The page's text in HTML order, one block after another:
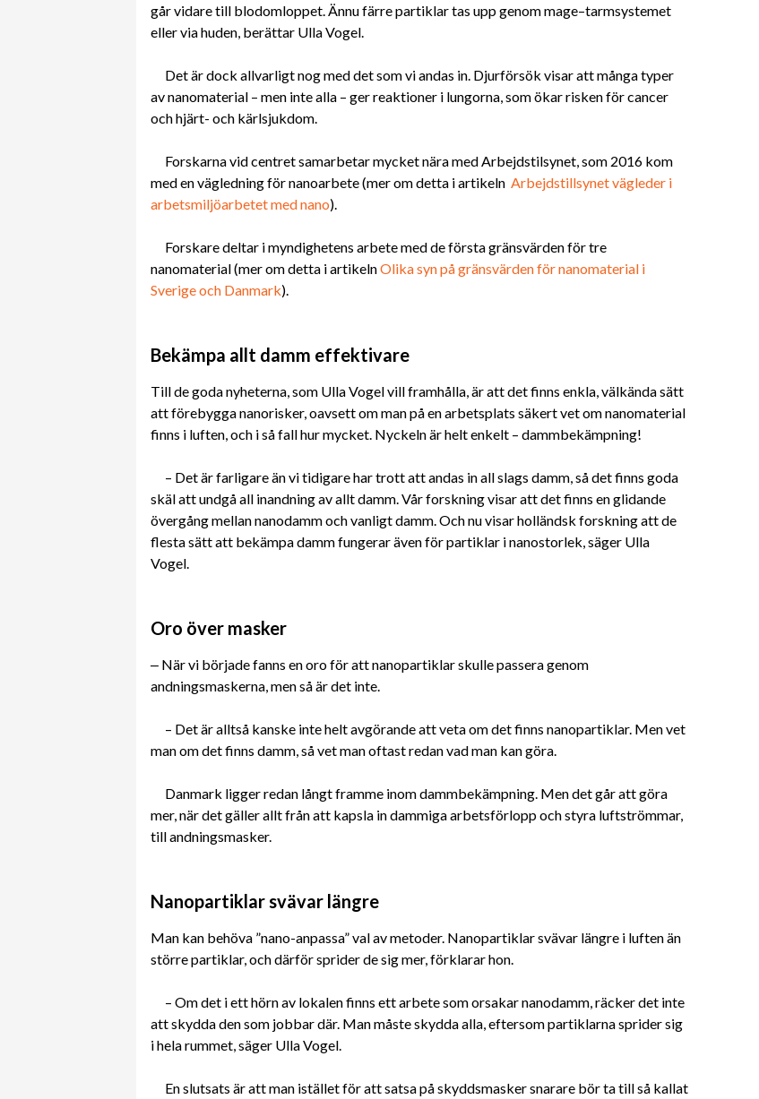
går vidare till blodomloppet. Ännu färre partiklar tas upp genom mage–tarmsystemet
eller via huden, berättar Ulla Vogel.
Det är dock allvarligt nog med det som vi andas in. Djurförsök visar att många typer
av nanomaterial – men inte alla – ger reaktioner i lungorna, som ökar risken för cancer
och hjärt- och kärlsjukdom.
Forskarna vid centret samarbetar mycket nära med Arbejdstilsynet, som 2016 kom
med en vägledning för nanoarbete (mer om detta i artikeln Arbejdstillsynet vägleder i
arbetsmiljöarbetet med nano).
Forskare deltar i myndighetens arbete med de första gränsvärden för tre
nanomaterial (mer om detta i artikelnOlika syn på gränsvärden för nanomaterial i
Sverige och Danmark).
Bekämpa allt damm effektivare
Till de goda nyheterna, som Ulla Vogel vill framhålla, är att det finns enkla, välkända sätt
att förebygga nanorisker, oavsett om man på en arbetsplats säkert vet om nanomaterial
finns i luften, och i så fall hur mycket. Nyckeln är helt enkelt – dammbekämpning!
– Det är farligare än vi tidigare har trott att andas in all slags damm, så det finns goda
skäl att undgå all inandning av allt damm. Vår forskning visar att det finns en glidande
övergång mellan nanodamm och vanligt damm. Och nu visar holländsk forskning att de
flesta sätt att bekämpa damm fungerar även för partiklar i nanostorlek, säger Ulla
Vogel.
Oro över masker
‒ När vi började fanns en oro för att nanopartiklar skulle passera genom
andningsmaskerna, men så är det inte.
– Det är alltså kanske inte helt avgörande att veta om det finns nanopartiklar. Men vet
man om det finns damm, så vet man oftast redan vad man kan göra.
Danmark ligger redan långt framme inom dammbekämpning. Men det går att göra
mer, när det gäller allt från att kapsla in dammiga arbetsförlopp och styra luftströmmar,
till andningsmasker.
Nanopartiklar svävar längre
Man kan behöva ”nano-anpassa” val av metoder. Nanopartiklar svävar längre i luften än
större partiklar, och därför sprider de sig mer, förklarar hon.
– Om det i ett hörn av lokalen finns ett arbete som orsakar nanodamm, räcker det inte
att skydda den som jobbar där. Man måste skydda alla, eftersom partiklarna sprider sig
i hela rummet, säger Ulla Vogel.
En slutsats är att man istället för att satsa på skyddsmasker snarare bör ta till så kallat